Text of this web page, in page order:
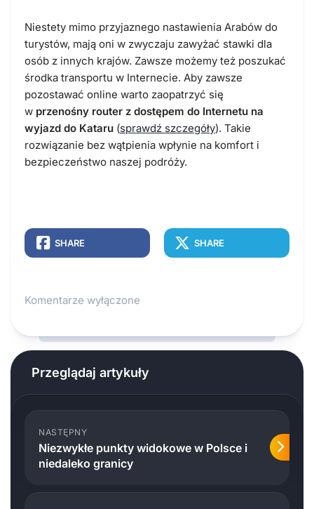
Niestety mimo przyjaznego nastawienia Arabów do
turystów, mają oni w zwyczaju zawyżać stawki dla
osób z innych krajów. Zawsze możemy też poszukać
środka transportu w Internecie. Aby zawsze
pozostawać online warto zaopatrzyć się
w przenośny router z dostępem do Internetu na
wyjazd do Kataru (sprawdź szczegóły). Takie
rozwiązanie bez wątpienia wpłynie na komfort i
bezpieczeństwo naszej podróży.
SHARE SHARE
Komentarze wyłączone
Przeglądaj artykuły
NASTĘPNY
Niezwykłe punkty widokowe w Polsce i
niedaleko granicy